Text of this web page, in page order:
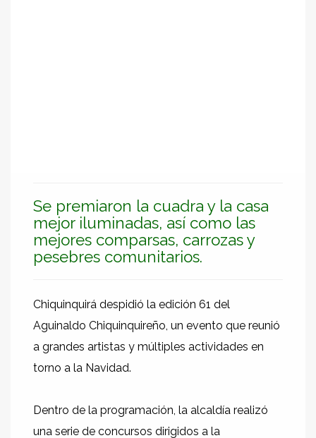
Se premiaron la cuadra y la casa
mejor iluminadas, así como las
mejores comparsas, carrozas y
pesebres comunitarios.
Chiquinquirá despidió la edición 61 del
Aguinaldo Chiquinquireño, un evento que reunió
a grandes artistas y múltiples actividades en
torno a la Navidad.
Dentro de la programación, la alcaldía realizó
una serie de concursos dirigidos a la